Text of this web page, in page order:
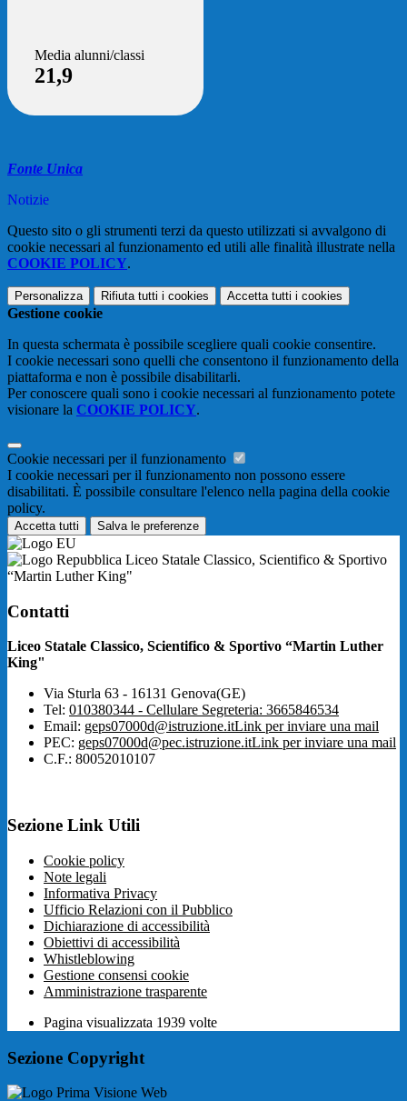
Media alunni/classi
21,9
Fonte Unica
Notizie
Questo sito o gli strumenti terzi da questo utilizzati si avvalgono di
cookie necessari al funzionamento ed utili alle finalità illustrate nella
COOKIE POLICY.
Personalizza Rifiuta tutti i cookies Accetta tutti i cookies
Gestione cookie
In questa schermata è possibile scegliere quali cookie consentire.
I cookie necessari sono quelli che consentono il funzionamento della
piattaforma e non è possibile disabilitarli.
Per conoscere quali sono i cookie necessari al funzionamento potete
visionare la COOKIE POLICY.
Cookie necessari per il funzionamento
I cookie necessari per il funzionamento non possono essere
disabilitati. È possibile consultare l'elenco nella pagina della cookie
policy.
Accetta tutti Salva le preferenze
Liceo Statale Classico, Scientifico & Sportivo
“Martin Luther King"
Contatti
Liceo Statale Classico, Scientifico & Sportivo “Martin Luther
King"
Via Sturla 63 - 16131 Genova(GE)
Tel: 010380344 - Cellulare Segreteria: 3665846534
Email: geps07000d@istruzione.itLink per inviare una mail
PEC: geps07000d@pec.istruzione.itLink per inviare una mail
C.F.: 80052010107
Sezione Link Utili
Cookie policy
Note legali
Informativa Privacy
Ufficio Relazioni con il Pubblico
Dichiarazione di accessibilità
Obiettivi di accessibilità
Whistleblowing
Gestione consensi cookie
Amministrazione trasparente
Pagina visualizzata 1939 volte
Sezione Copyright